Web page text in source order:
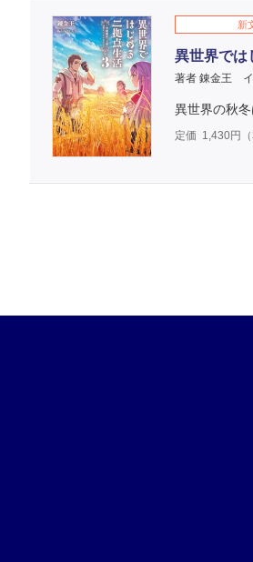
新
異世界では
著者 錬金王
異世界の秋
定価 1,430円